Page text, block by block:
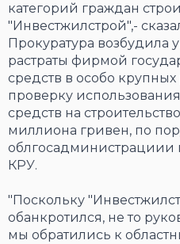
категорий граждан
"Инвестжилстрой",-
Прокуратура возбудила
растраты фирмой
средств в особо
проверку
средств на
миллиона гривен, по
облгосадминистрациии
КРУ.
"Поскольку
обанкротился, не то
мы обратились к